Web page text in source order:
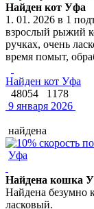
Найден кот Уфа
1. 01. 2026 в 1
взрослый рыжий
ручках, очень
время помыт,
Найден кот Уфа
48054
1178
9 января 2026
найдена
Уфа
Найдена кошка
Найдена безумно
ласковый.